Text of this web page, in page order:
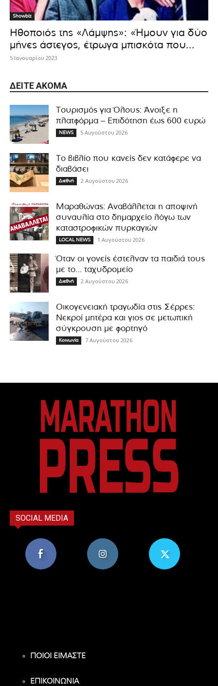
Showbiz
Ηθοποιός της «Λάμψης»: «Ήμουν για δύο
μήνες άστεγος, έτρωγα μπισκότα που...
5 Ιανουαρίου 2023
ΔΕΊΤΕ ΑΚΌΜΑ
Τουρισμός για Όλους: Άνοιξε η
πλατφόρμα – Επιδότηση έως 600 ευρώ
NEWS 5 Αυγούστου 2026
Το βιβλίο που κανείς δεν κατάφερε να
διαβάσει
Διεθνή 2 Αυγούστου 2026
Μαραθώνας: Αναβάλλεται η αποψινή
συναυλία στο δημαρχείο λόγω των
καταστροφικών πυρκαγιών
LOCAL NEWS 1 Αυγούστου 2026
Όταν οι γονείς έστελναν τα παιδιά τους
με το… ταχυδρομείο
Διεθνή 2 Αυγούστου 2026
Οικογενειακή τραγωδία στις Σέρρες:
Νεκροί μητέρα και γιος σε μετωπική
σύγκρουση με φορτηγό
Κοινωνία 7 Αυγούστου 2026
SOCIAL MEDIA
ΠΟΙΟΙ ΕΙΜΑΣΤΕ
ΕΠΙΚΟΙΝΩΝΙΑ